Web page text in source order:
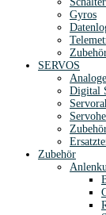
Gyros
SERVOS
Digital
Zubehör